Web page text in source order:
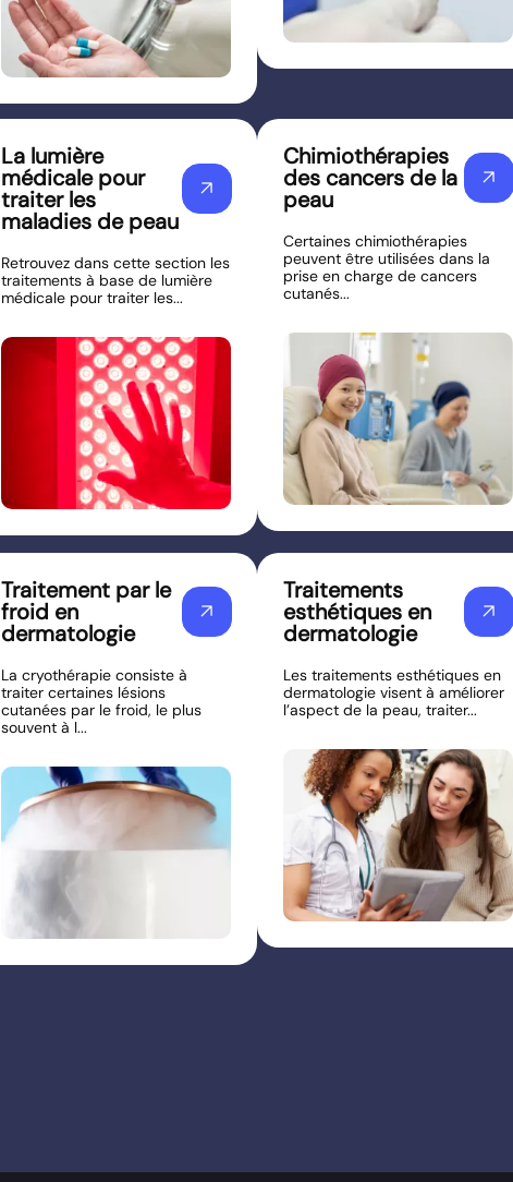
La lumière
médicale pour
traiter les
maladies de peau
arrow_outward
Retrouvez dans cette section les
traitements à base de lumière
médicale pour traiter les...
Chimiothérapies
des cancers de la
peau
arrow_outward
Certaines chimiothérapies
peuvent être utilisées dans la
prise en charge de cancers
cutanés...
Traitement par le
froid en
dermatologie
arrow_outward
La cryothérapie consiste à
traiter certaines lésions
cutanées par le froid, le plus
souvent à l...
Traitements
esthétiques en
dermatologie
arrow_outward
Les traitements esthétiques en
dermatologie visent à améliorer
l’aspect de la peau, traiter...